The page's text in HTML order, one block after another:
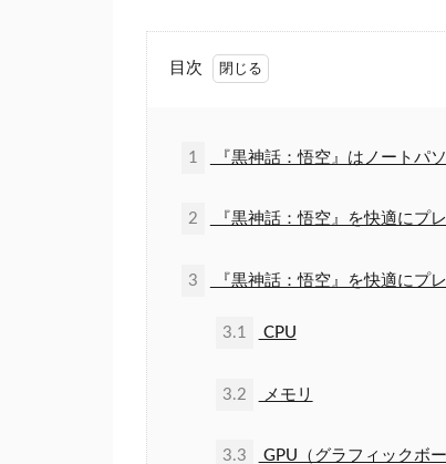
目次
1 『黒神話：悟空』はノートパ
2 『黒神話：悟空』を快適にプ
3 『黒神話：悟空』を快適にプ
3.1 CPU
3.2 メモリ
3.3 GPU（グラフィックボー